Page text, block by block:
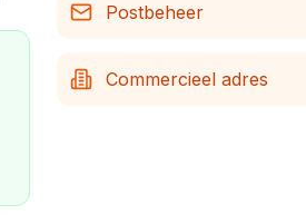
Postbeheer
Commercieel adres